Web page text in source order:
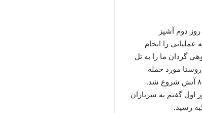
دوم آشپز
را انجام
گردان ما را به تل
پس از رفتن او، در ۱۲ ماه (۱۲ اکتبر) در ساعت ۸:۳۰ صبح، روستا مورد حمله
ترکیه قرار گرفت. من و دو زن زنان پرتابگر موشک بودند. به عنوان حفاظت به من دادند. ساعت ۸ آتش شروع شد.
اول گفتم به سربازان
رسید.